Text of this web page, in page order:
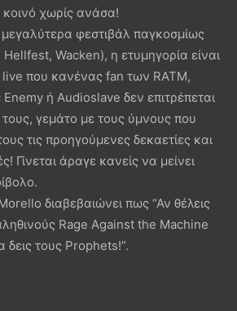
χωρίς ανάσα!
φεστιβάλ παγκοσμίως
Wacken), η ετυμηγορία είναι
live που κανένας fan των RATM,
ή Audioslave δεν επιτρέπεται
γεμάτο με τους ύμνους που
τις προηγούμενες δεκαετίες και
Γίνεται άραγε κανείς να μείνει
διαβεβαιώνει πως “Αν θέλεις
Rage Against the Machine
δεις τους Prophets!”.